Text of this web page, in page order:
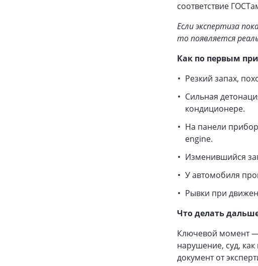
соответствие
Если экспертиза
то появляется
Как по первым
Резкий запах,
Сильная
кондиционере.
На панели
engine.
Изменившийся
У автомобиля
Рывки при
Что делать
Ключевой момент —
нарушение, суд,
документ от